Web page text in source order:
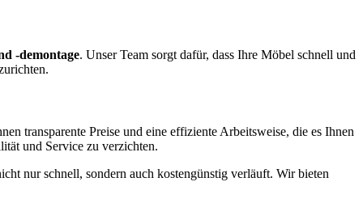
-demontage. Unser Team sorgt dafür, dass Ihre Möbel schnell und
transparente Preise und eine effiziente Arbeitsweise, die es Ihnen
und Service zu verzichten.
nur schnell, sondern auch kostengünstig verläuft. Wir bieten